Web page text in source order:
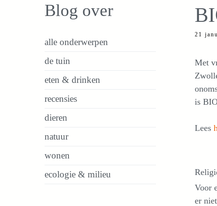
21
Met
is
Lees
Voor
er
Blog over
alle onderwerpen
de tuin
eten & drinken
recensies
dieren
natuur
wonen
ecologie & milieu